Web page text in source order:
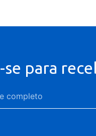
se para